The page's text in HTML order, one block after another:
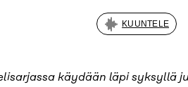
KUUNTELE
käydään läpi syksyllä